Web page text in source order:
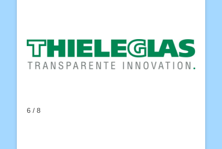
6 / 8